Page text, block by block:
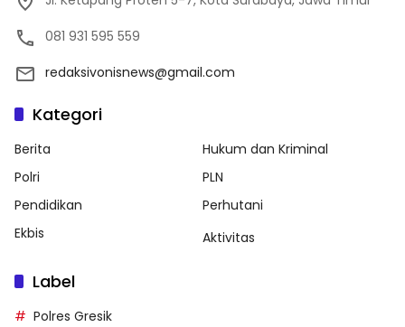
081 931 595 559
redaksivonisnews@gmail.com
Kategori
Berita
Hukum dan Kriminal
Polri
PLN
Pendidikan
Perhutani
Ekbis
Aktivitas
Label
Polres Gresik